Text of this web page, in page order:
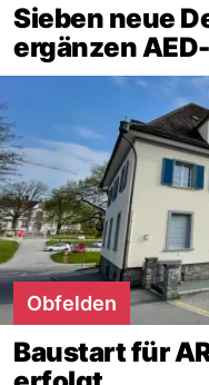
Sieben neue
ergänzen
Obfelden
Baustart für